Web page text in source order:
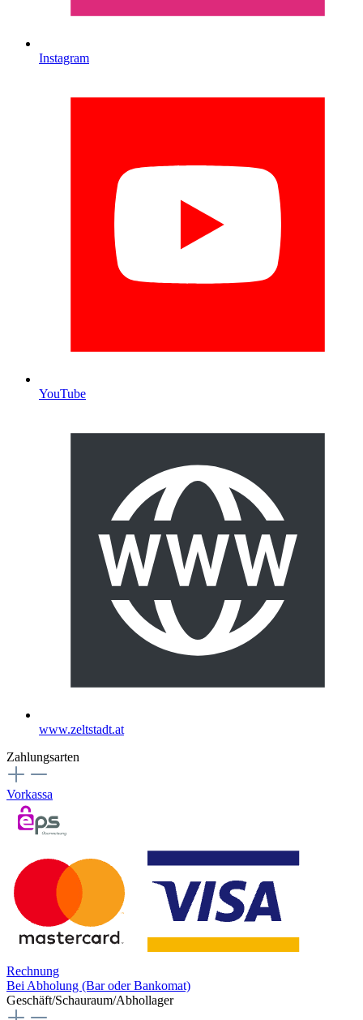
Instagram
YouTube
www.zeltstadt.at
Zahlungsarten
Vorkassa
Rechnung
Bei Abholung (Bar oder Bankomat)
Geschäft/Schauraum/Abhollager